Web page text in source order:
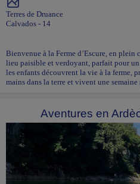
Terres de Druance
Calvados - 14
Bienvenue à la Ferme d’Escure, en
lieu paisible et verdoyant, parfait pour
les enfants découvrent la vie à la ferme,
mains dans la terre et vivent une semaine
Aventures en